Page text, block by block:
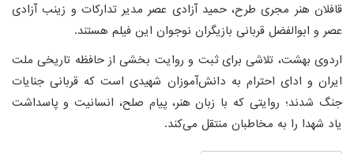
قافلان هنر مجری طرح، حمید آزادی عصر مدیر تدارکات و زینب آزادی
عصر و ابوالفضل قربانی بازیگران نوجوان این فیلم هستند.
اردوی بهشت، تلاشی برای ثبت و روایت بخشی از حافظه تاریخی ملت
ایران و ادای احترام به دانش‌آموزان شهیدی است که قربانی جنایات
جنگ شدند؛ روایتی که با زبان هنر، پیام صلح، انسانیت و پاسداشت
یاد شهدا را به مخاطبان منتقل می‌کند.